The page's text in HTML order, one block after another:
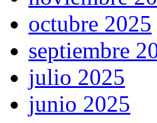
octubre 2025
septiembre
julio 2025
junio 2025